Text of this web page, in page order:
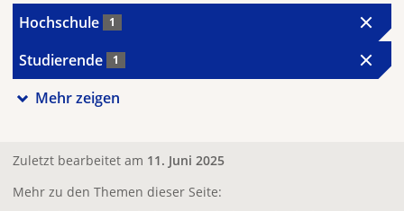
Hochschule 1
Studierende 1
Mehr zeigen
Zuletzt bearbeitet am 11. Juni 2025
Mehr zu den Themen dieser Seite: